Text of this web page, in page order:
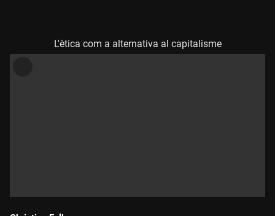
L'ètica com a alternativa al capitalisme